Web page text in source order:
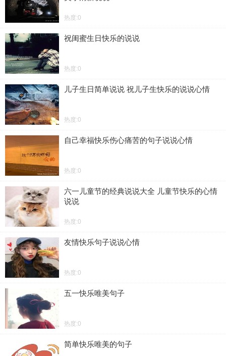
热度:0
祝闺蜜生日快乐的说说
热度:0
儿子生日简单说说 祝儿子生快乐的说说心情
热度:0
自己幸福快乐伤心痛苦的句子说说心情
热度:0
六一儿童节的经典说说大全 儿童节快乐的心情
说说
热度:0
友情快乐句子说说心情
热度:0
五一快乐唯美句子
热度:0
简单快乐唯美的句子